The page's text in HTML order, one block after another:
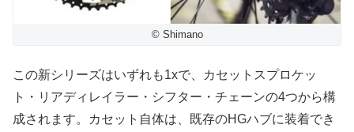
© Shimano
この新シリーズはいずれも1xで、カセットスプロケッ
ト・リアディレイラー・シフター・チェーンの4つから構
成されます。カセット自体は、既存のHGハブに装着でき